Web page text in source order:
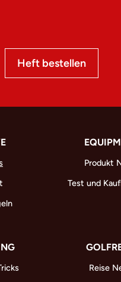
Heft bestellen
Produkt
Test und
Reise